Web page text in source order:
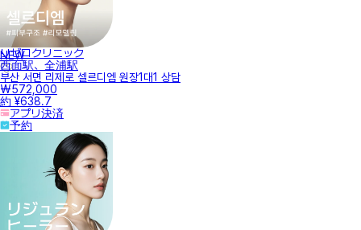
NEW
リゼロクリニック
西面駅、全浦駅
부산 서면 리제로 셀르디엠 원장1대1 상담
₩572,000
約 ¥638.7
アプリ決済
予約